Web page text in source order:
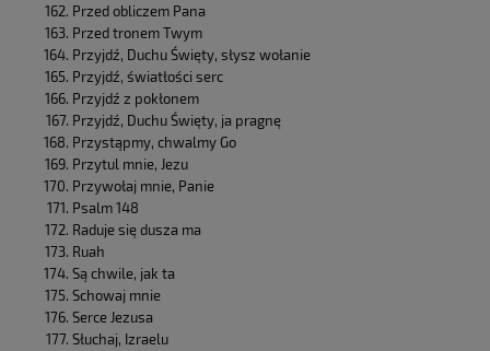
Przed obliczem Pana
Przed tronem Twym
Przyjdź, Duchu Święty, słysz wołanie
Przyjdź, światłości serc
Przyjdź z pokłonem
Przyjdź, Duchu Święty, ja pragnę
Przystąpmy, chwalmy Go
Przytul mnie, Jezu
Przywołaj mnie, Panie
Psalm 148
Raduje się dusza ma
Ruah
Są chwile, jak ta
Schowaj mnie
Serce Jezusa
Słuchaj, Izraelu